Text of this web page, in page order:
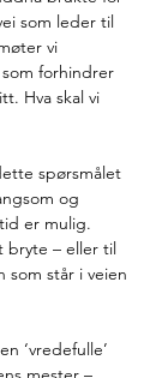
som leder til
vi
forhindrer
Hva skal vi
spørsmålet
og
er mulig.
bryte – eller til
som står i veien
‘vredefulle’